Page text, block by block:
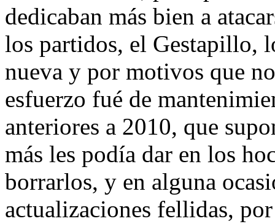
dedicaban más bien a
los partidos, el Gestapillo,
nueva y por motivos que
esfuerzo fué de
anteriores a 2010, que
más les podía dar en los
borrarlos, y en alguna
actualizaciones fellidas,